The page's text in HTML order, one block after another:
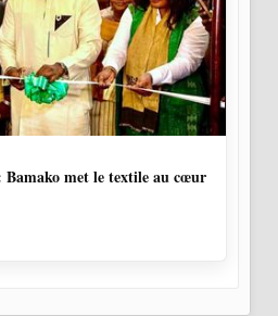
met le textile au cœur